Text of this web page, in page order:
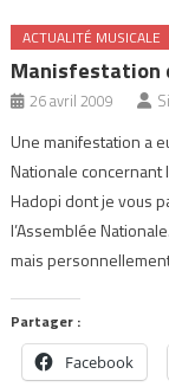
ACTUALITÉ MUSICALE
Manisfestation
26 avril 2009
Une manifestation a
Nationale
Hadopi dont je vous
l’Assemblée
mais
Partager :
Facebook